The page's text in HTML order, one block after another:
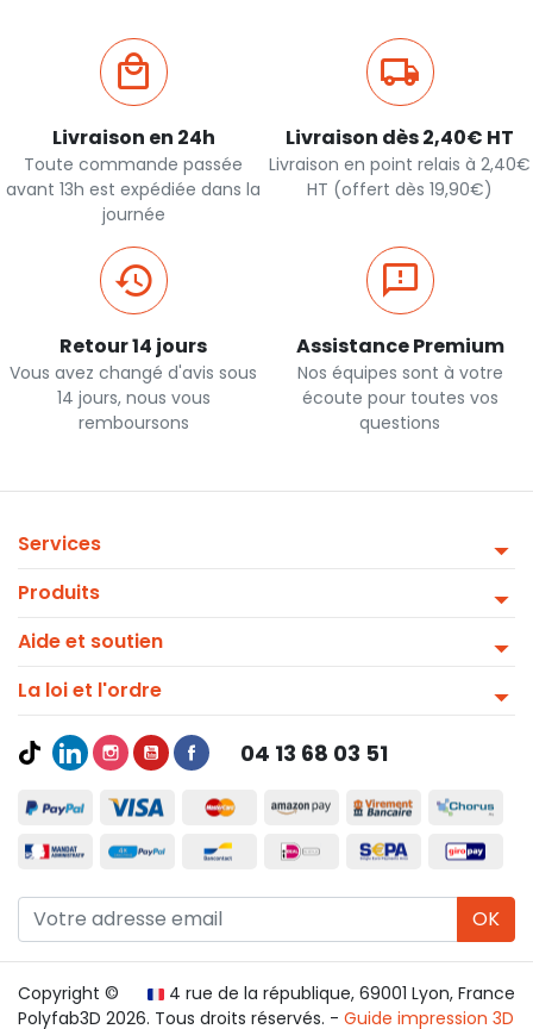
Livraison en 24h
Toute commande passée
avant 13h est expédiée dans la
journée
Livraison dès 2,40€ HT
Livraison en point relais à 2,40€
HT (offert dès 19,90€)
Retour 14 jours
Vous avez changé d'avis sous
14 jours, nous vous
remboursons
Assistance Premium
Nos équipes sont à votre
écoute pour toutes vos
questions
Services
Produits
Aide et soutien
La loi et l'ordre
04 13 68 03 51
OK
4 rue de la république, 69001 Lyon, France
Copyright ©
Polyfab3D 2026. Tous droits réservés. - Guide impression 3D